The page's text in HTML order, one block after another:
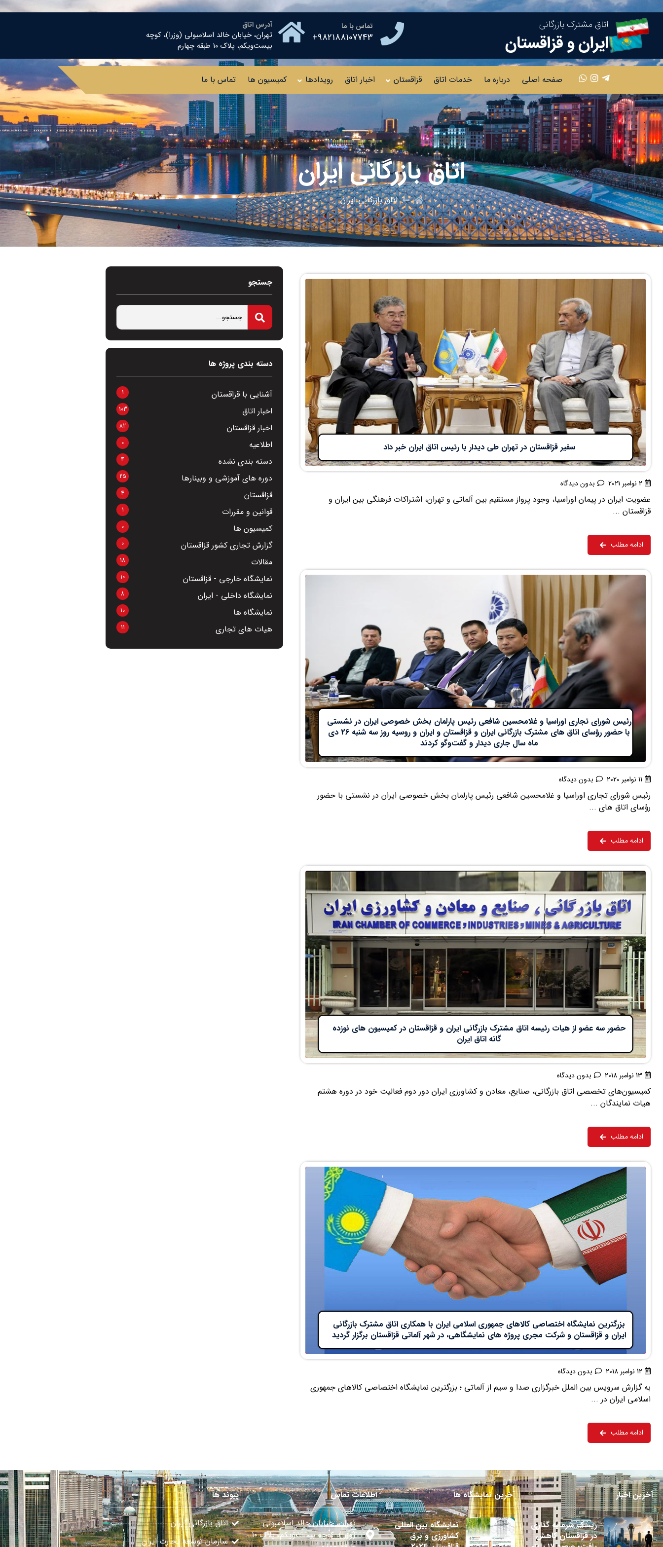
تماس با ما
982188107743+
آدرس اتاق
تهران، خیابان خالد اسلامبولی (وزرا)، کوچه
بیست‌ویکم، پلاک ۱۰ طبقه چهارم
صفحه اصلی درباره ما خدمات اتاق قزاقستان اخبار اتاق رویدادها کمیسیون ها تماس با ما
اتاق بازرگانی ایران
اتاق بازرگانی ایران
سفیر قزاقستان در تهران طی دیدار با رئیس اتاق ایران خبر داد
2 نوامبر 2021 بدون دیدگاه
عضویت ایران در پیمان اوراسیا، وجود پرواز مستقیم بین آلماتی و تهران، اشتراکات فرهنگی بین ایران و
قزاقستان ...
ادامه مطلب
رئیس شورای تجاری اوراسیا و غلامحسین شافعی رئیس پارلمان بخش خصوصی ایران در نشستی
با حضور رؤسای اتاق های مشترک بازرگانی ایران و قزاقستان و ایران و روسیه روز سه شنبه 26 دی
ماه سال جاری دیدار و گفت‌وگو کردند
11 نوامبر 2020 بدون دیدگاه
رئیس شورای تجاری اوراسیا و غلامحسین شافعی رئیس پارلمان بخش خصوصی ایران در نشستی با حضور
رؤسای اتاق های ...
ادامه مطلب
حضور سه عضو از هیات رئیسه اتاق مشترک بازرگانی ایران و قزاقستان در کمیسیون های نوزده
گانه اتاق ایران
13 نوامبر 2018 بدون دیدگاه
کمیسیون‌های تخصصی اتاق بازرگانی، صنایع، معادن و کشاورزی ایران دور دوم فعالیت خود در دوره هشتم
هیات نمایندگان ...
ادامه مطلب
بزرگترین نمایشگاه اختصاصی کالاهای جمهوری اسلامی ایران با همکاری اتاق مشترک بازرگانی
ایران و قزاقستان و شرکت مجری پروژه های نمایشگاهی، در شهر آلماتی قزاقستان برگزار گردید
12 نوامبر 2018 بدون دیدگاه
به گزارش سرویس بین الملل خبرگزاری صدا و سیم از آلماتی ؛ بزرگترین نمایشگاه اختصاصی کالاهای جمهوری
اسلامی ایران در ...
ادامه مطلب
جستجو
دسته بندی پروژه ها
آشنایی با قزاقستان 1
اخبار اتاق 103
اخبار قزاقستان 82
اطلاعیه 0
دسته بندی نشده 4
دوره های آموزشی و وبینارها 25
قزاقستان 4
قوانین و مقررات 1
کمیسیون ها 0
گزارش تجاری کشور قزاقستان 0
مقالات 18
نمایشگاه خارجی - قزاقستان 10
نمایشگاه داخلی - ایران 8
نمایشگاه ها 10
هیات های تجاری 11
آخرین اخبار
ریسک سرمایه گذاری
در قزاقستان کاهش
آخرین نمایشگاه ها
نمایشگاه بین المللی
کشاورزی و برق
اطلاعات تماس
تهران، خیابان خالد اسلامبولی
(وزرا)، کوچه بیست‌ویکم، پلاک ۱۰
پیوند ها
اتاق بازرگانی ایران
سازمان توسعه تجارت ایران